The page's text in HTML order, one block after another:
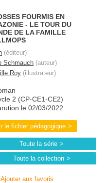
FOURMIS EN
- LE TOUR DU
DE LA FAMILLE
(éditeur)
Schmauch (auteur)
Roy (illustrateur)
2 (CP-CE1-CE2)
le 02/03/2022
le fichier pédagogique
Toute la série
Toute la collection
Ajouter aux favoris